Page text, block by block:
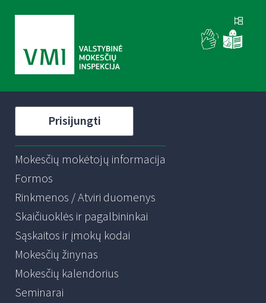
Prisijungti
Mokesčių mokėtojų informacija
Formos
Rinkmenos / Atviri duomenys
Skaičiuoklės ir pagalbininkai
Sąskaitos ir įmokų kodai
Mokesčių žinynas
Mokesčių kalendorius
Seminarai